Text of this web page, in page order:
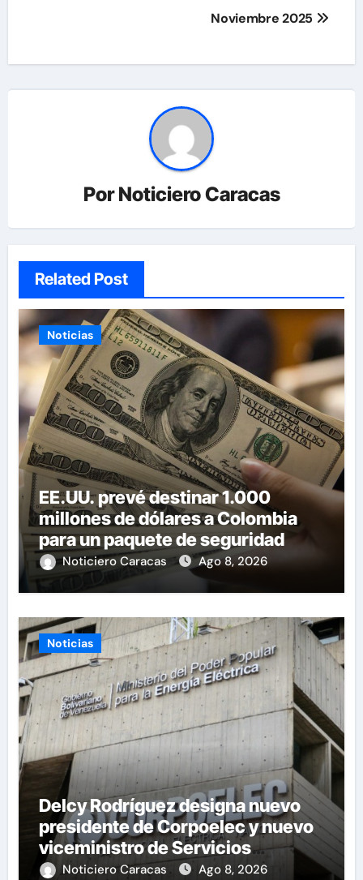
Noviembre 2025
PorNoticiero Caracas
Related Post
Noticias
EE.UU. prevé destinar 1.000
millones de dólares a Colombia
para un paquete de seguridad
Noticiero Caracas Ago 8, 2026
Noticias
Delcy Rodríguez designa nuevo
presidente de Corpoelec y nuevo
viceministro de Servicios
Eléctricos
Noticiero Caracas Ago 8, 2026